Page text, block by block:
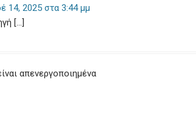
14, 2025 στα 3:44 μμ
[…]
απενεργοποιημένα